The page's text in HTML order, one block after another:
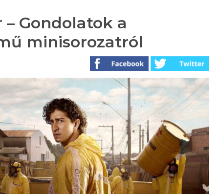
Gondolatok a
minisorozatról